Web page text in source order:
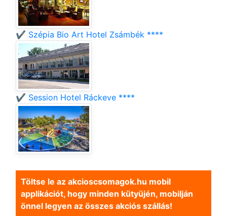
✔️ Szépia Bio Art Hotel Zsámbék ****
✔️ Session Hotel Ráckeve ****
Töltse le az akcioscsomagok.hu mobil
applikációt, hogy minden kütyüjén, mobilján
önnel legyen az összes akciós szállás!